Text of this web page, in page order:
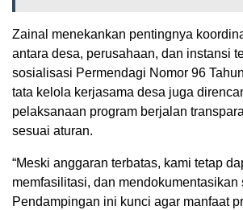
Zainal menekankan pentingnya
antara desa, perusahaan, dan instansi
sosialisasi Permendagi Nomor 96
tata kelola kerjasama desa juga
pelaksanaan program berjalan
sesuai aturan.
“Meski anggaran terbatas, kami tetap
memfasilitasi, dan mendokumentasikan
Pendampingan ini kunci agar manfaat